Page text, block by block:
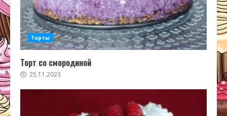
Торты
Торт со смородиной
25.11.2023